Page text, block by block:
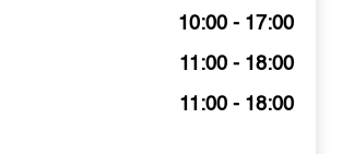
10:00 - 17:00
11:00 - 18:00
11:00 - 18:00